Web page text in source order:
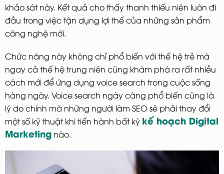
khảo sát này. Kết quả cho thấy thanh thiếu niên luôn đi
đầu trong việc tận dụng lợi thế của những sản phẩm
công nghệ mới.
Chức năng này không chỉ phổ biến với thế hệ trẻ mà
ngay cả thế hệ trung niên cũng khám phá ra rất nhiều
cách mới để ứng dụng voice search trong cuộc sống
hàng ngày. Voice search ngày càng phổ biến cũng là
lý do chính mà những người làm SEO sẽ phải thay đổi
một số kỹ thuật khi tiến hành bất kỳ kế hoạch Digital
Marketing nào.